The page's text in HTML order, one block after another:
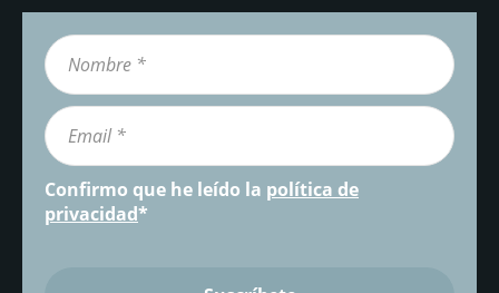
Confirmo que he leído la política de
privacidad*